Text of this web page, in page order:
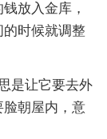
放入金库，
时候就调整
是让它要去外
朝屋内，意